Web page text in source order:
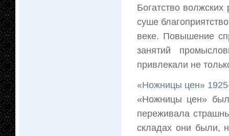
Богатство
суше
веке. Повышение
занятий
привлекали не
«Ножницы цен»
«Ножницы цен»
переживала
складах они были,